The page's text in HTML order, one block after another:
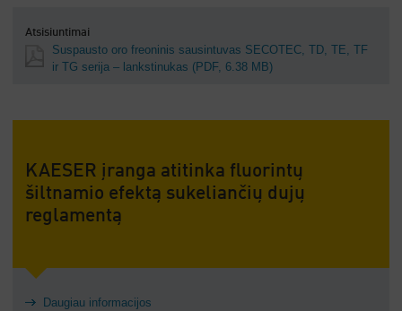
Atsisiuntimai
Suspausto oro freoninis sausintuvas SECOTEC, TD, TE, TF
ir TG serija – lankstinukas (PDF, 6.38 MB)
KAESER įranga atitinka fluorintų
šiltnamio efektą sukeliančių dujų
reglamentą
Daugiau informacijos